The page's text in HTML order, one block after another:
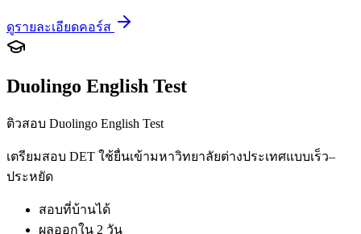
ดูรายละเอียดคอร์ส
Duolingo English Test
ติวสอบ Duolingo English Test
เตรียมสอบ DET ใช้ยื่นเข้ามหาวิทยาลัยต่างประเทศแบบเร็ว–
ประหยัด
สอบที่บ้านได้
ผลออกใน 2 วัน